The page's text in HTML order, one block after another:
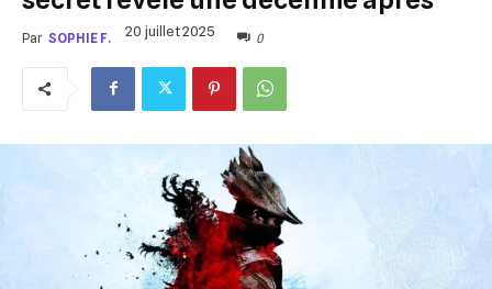
Par SOPHIE F. 20 juillet 2025 0